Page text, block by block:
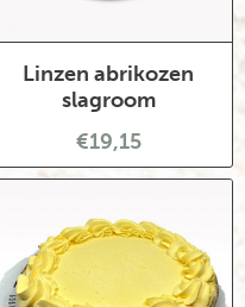
Linzen abrikozen
slagroom
€19,15